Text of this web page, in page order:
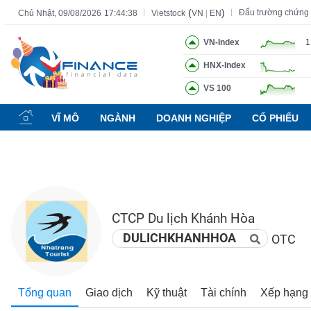
Chủ Nhật, 09/08/2026 17:44:38 Vietstock (VN EN) Đấu trường chứng
VN-Index
HNX-Index
VS 100
VĨ MÔ NGÀNH DOANH NGHIỆP CỔ PHIẾU
CTCP Du lịch Khánh Hòa
DULICHKHANHHOA OTC
Tổng quan Giao dịch Kỹ thuật Tài chính Xếp hạng
Tất cả Tính năng Ngành Mã chứng khoán Lãnh đạo
Tính
năng
(-)
CHỨNG
KHOÁN
NGHIỆP